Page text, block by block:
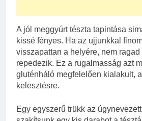
A jól meggyúrt tészta tapintása
kissé fényes. Ha az ujjunkkal
visszapattan a helyére, nem
repedezik. Ez a rugalmasság azt
gluténháló megfelelően kialakult,
kelesztésre.
Egy egyszerű trükk az úgynevezett